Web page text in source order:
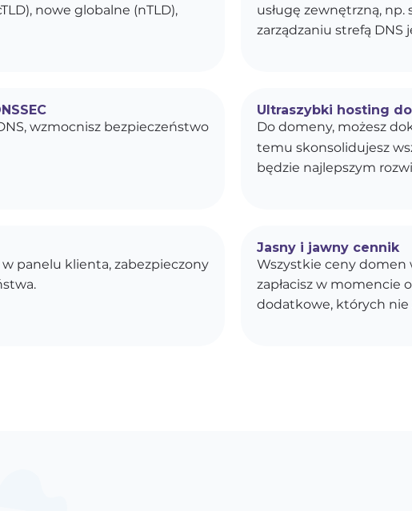
nowe globalne (nTLD),
usługę zewnętrzną,
zarządzaniu strefą DNS
wzmocnisz bezpieczeństwo
Ultraszybki hosting
Do domeny, możesz
temu skonsolidujesz
będzie najlepszym
panelu klienta, zabezpieczony
Jasny i jawny cennik
Wszystkie ceny domen
zapłacisz w momencie
dodatkowe, których nie